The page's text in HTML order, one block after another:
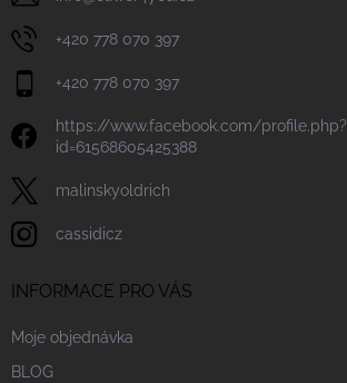
+420 778 070 397
+420 778 070 397
https://www.facebook.com/profile.php?
id=61568605425388
malinskyoldrich
cassidicz
INFORMACE PRO VÁS
Moje objednávka
BLOG